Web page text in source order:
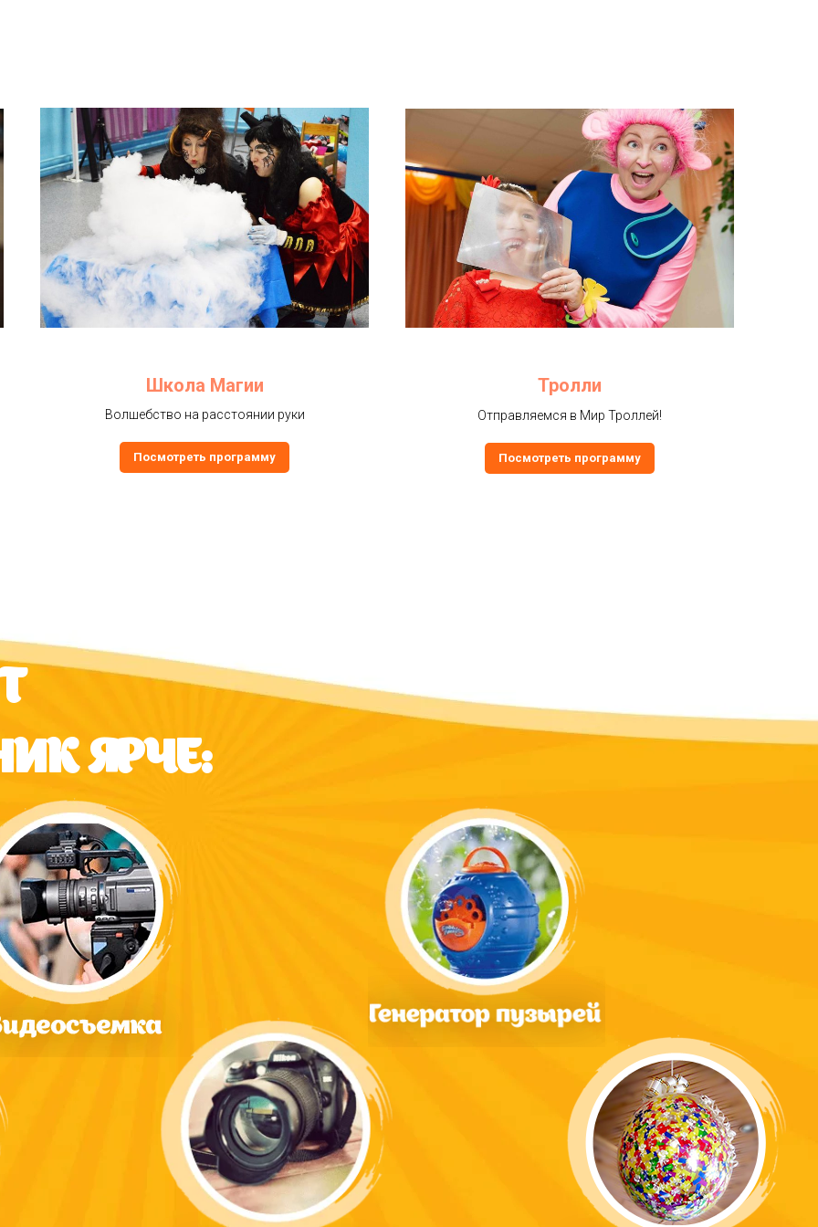
Школа Магии
Волшебство на расстоянии руки
Посмотреть программу
Тролли
Отправляемся в Мир Троллей!
Посмотреть программу
ЯРЧЕ: